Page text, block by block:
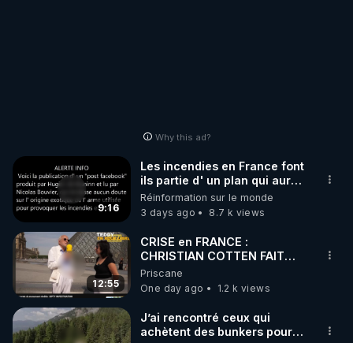
Why this ad?
9:16
Les incendies en France font
ils partie d' un plan qui aurait
débuté le 11 septembre 2001
?
Réinformation sur le monde
3 days ago
8.7 k views
12:55
CRISE en FRANCE :
CHRISTIAN COTTEN FAIT
une étrange découverte
Priscane
One day ago
1.2 k views
J’ai rencontré ceux qui
achètent des bunkers pour